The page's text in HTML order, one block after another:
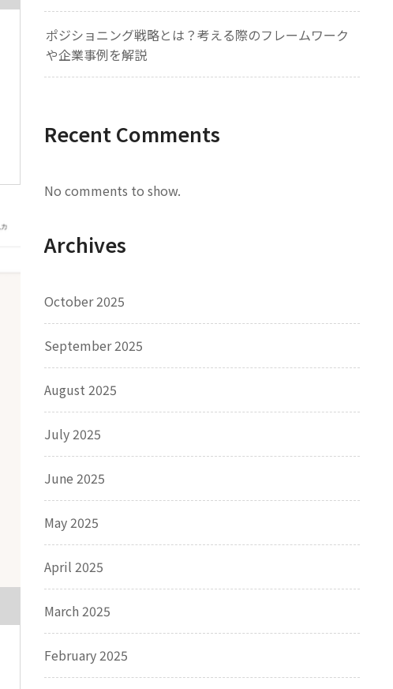
ポジショニング戦略とは？考える際のフレームワーク
や企業事例を解説
Recent Comments
No comments to show.
Archives
October 2025
September 2025
August 2025
July 2025
June 2025
May 2025
April 2025
March 2025
February 2025